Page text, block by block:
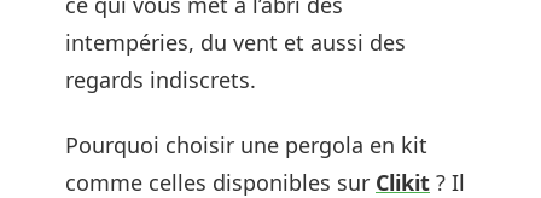
intempéries, du vent et aussi des
regards indiscrets.
Pourquoi choisir une pergola en kit
comme celles disponibles sur Clikit ? Il